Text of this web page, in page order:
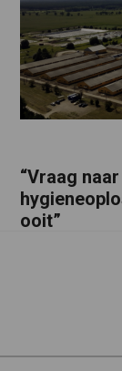
“Vraag
ooit”